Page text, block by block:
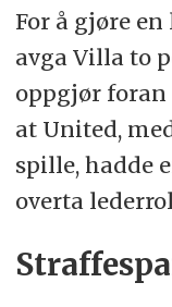
For å gjøre
avga Villa to
oppgjør foran
at United,
spille, hadde
overta